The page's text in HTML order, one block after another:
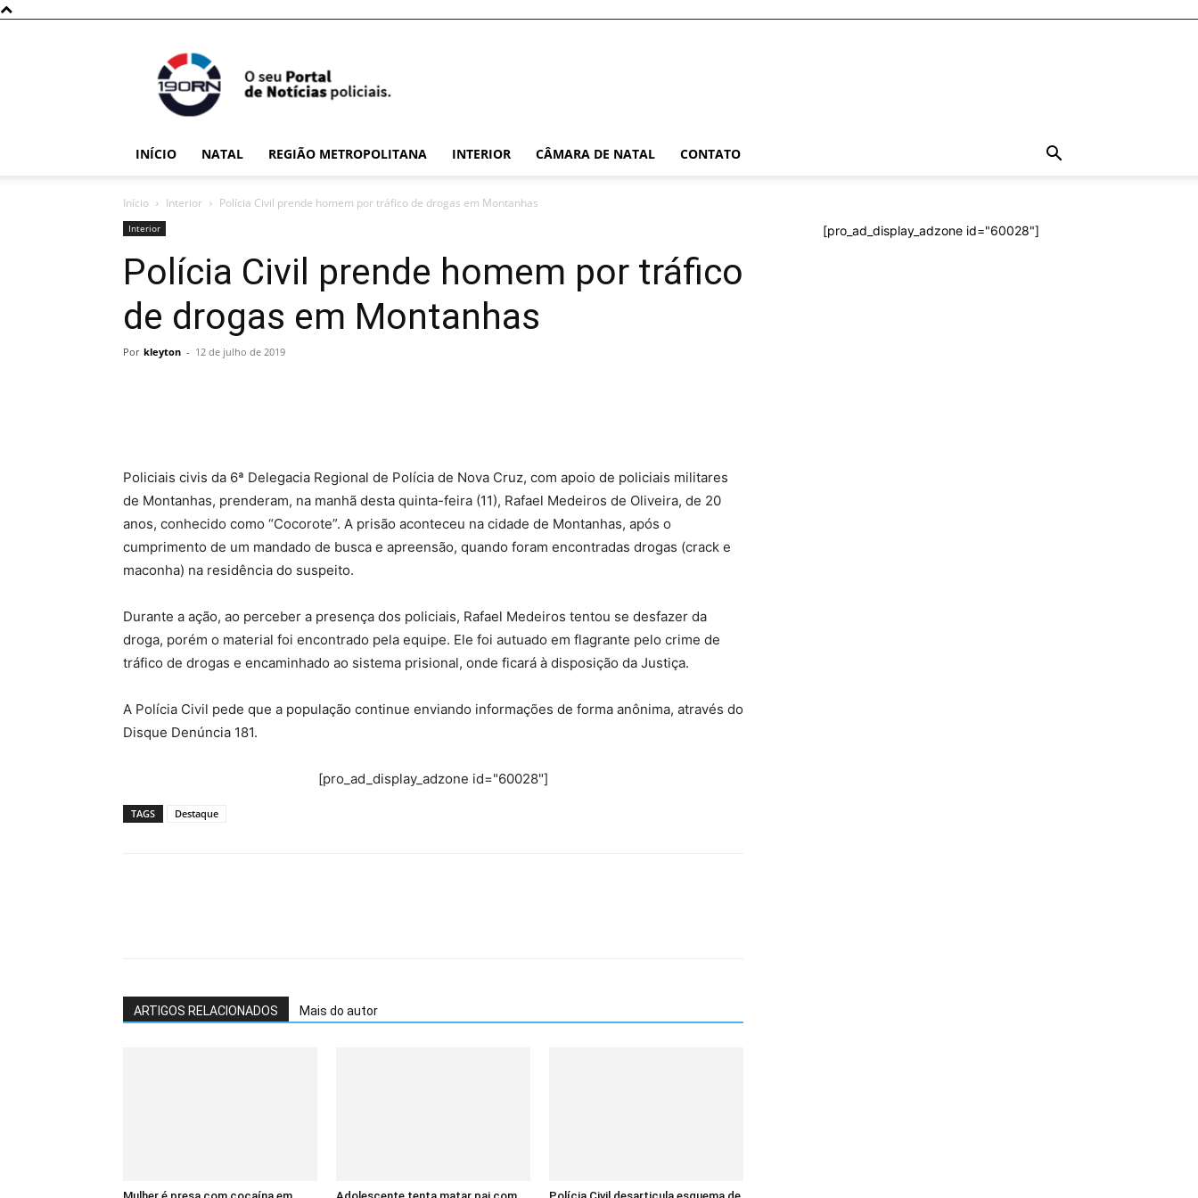
INÍCIO NATAL REGIÃO METROPOLITANA INTERIOR CÂMARA DE NATAL CONTATO
Início Interior Polícia Civil prende homem por tráfico de drogas em Montanhas
Interior
Polícia Civil prende homem por tráfico
de drogas em Montanhas
Por kleyton - 12 de julho de 2019
Policiais civis da 6ª Delegacia Regional de Polícia de Nova Cruz, com apoio de policiais militares
de Montanhas, prenderam, na manhã desta quinta-feira (11), Rafael Medeiros de Oliveira, de 20
anos, conhecido como “Cocorote”. A prisão aconteceu na cidade de Montanhas, após o
cumprimento de um mandado de busca e apreensão, quando foram encontradas drogas (crack e
maconha) na residência do suspeito.
Durante a ação, ao perceber a presença dos policiais, Rafael Medeiros tentou se desfazer da
droga, porém o material foi encontrado pela equipe. Ele foi autuado em flagrante pelo crime de
tráfico de drogas e encaminhado ao sistema prisional, onde ficará à disposição da Justiça.
A Polícia Civil pede que a população continue enviando informações de forma anônima, através do
Disque Denúncia 181.
[pro_ad_display_adzone id="60028"]
TAGS Destaque
ARTIGOS RELACIONADOS Mais do autor
[pro_ad_display_adzone id="60028"]